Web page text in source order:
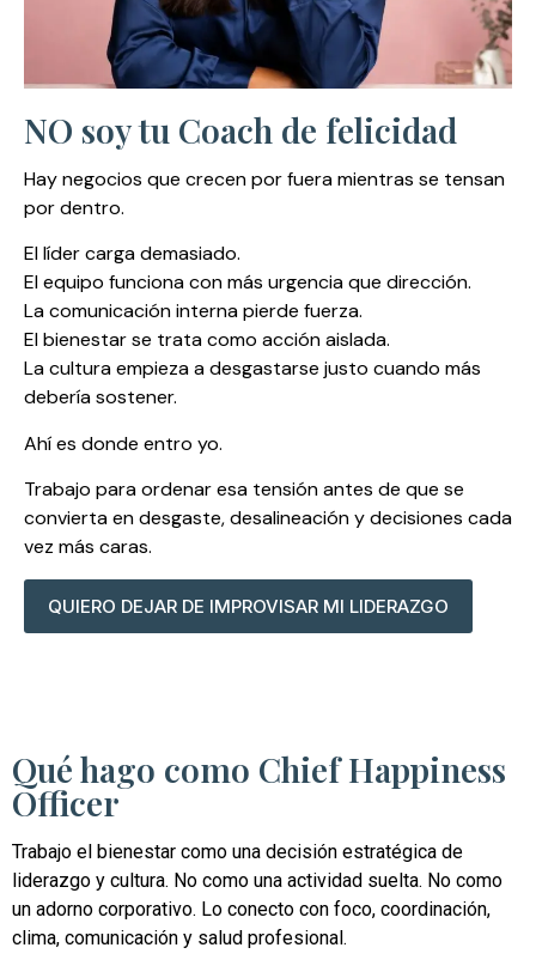
NO soy tu Coach de felicidad
Hay negocios que crecen por fuera mientras se tensan
por dentro.
El líder carga demasiado.
El equipo funciona con más urgencia que dirección.
La comunicación interna pierde fuerza.
El bienestar se trata como acción aislada.
La cultura empieza a desgastarse justo cuando más
debería sostener.
Ahí es donde entro yo.
Trabajo para ordenar esa tensión antes de que se
convierta en desgaste, desalineación y decisiones cada
vez más caras.
QUIERO DEJAR DE IMPROVISAR MI LIDERAZGO
Qué hago como Chief Happiness
Officer
Trabajo el bienestar como una decisión estratégica de
liderazgo y cultura. No como una actividad suelta. No como
un adorno corporativo. Lo conecto con foco, coordinación,
clima, comunicación y salud profesional.